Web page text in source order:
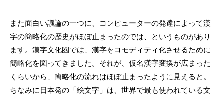
また面白い議論の一つに、コンピューターの発達によって漢
字の簡略化の歴史がほぼ止まったのでは、というものがあり
ます。漢字文化圏では、漢字をコモディティ化させるために
簡略化を図ってきました。それが、仮名漢字変換が広まった
くらいから、簡略化の流れはほぼ止まったように見えると。
ちなみに日本発の「絵文字」は、世界で最も使われている文